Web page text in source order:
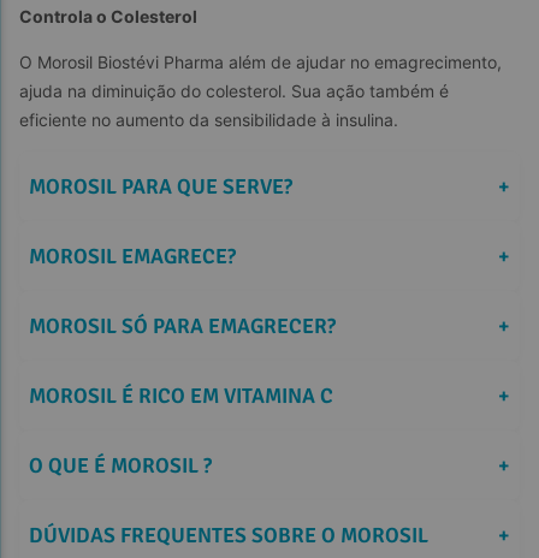
Controla o Colesterol
O Morosil Biostévi Pharma além de ajudar no emagrecimento,
ajuda na diminuição do colesterol. Sua ação também é
eficiente no aumento da sensibilidade à insulina.
MOROSIL PARA QUE SERVE? +
MOROSIL EMAGRECE? +
MOROSIL SÓ PARA EMAGRECER? +
MOROSIL É RICO EM VITAMINA C +
O QUE É MOROSIL ? +
DÚVIDAS FREQUENTES SOBRE O MOROSIL +